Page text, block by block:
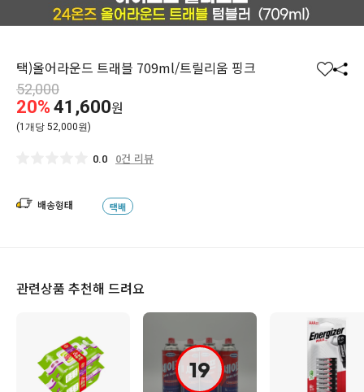
택)올어라운드 트래블 709ml/트릴리움 핑크
찜 공
52,000
20% 41,600원
(1개당 52,000원)
0.0 0건 리뷰
배송형태 택배
관련상품 추천해 드려요
19